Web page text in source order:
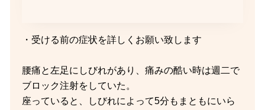
・受ける前の症状を詳しくお願い致します
腰痛と左足にしびれがあり、痛みの酷い時は週二で
ブロック注射をしていた。
座っていると、しびれによって5分もまともにいら